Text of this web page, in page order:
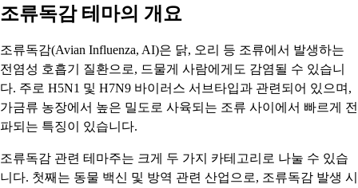
조류독감 테마의 개요
조류독감(Avian Influenza, AI)은 닭, 오리 등 조류에서 발생하는
전염성 호흡기 질환으로, 드물게 사람에게도 감염될 수 있습니
다. 주로 H5N1 및 H7N9 바이러스 서브타입과 관련되어 있으며,
가금류 농장에서 높은 밀도로 사육되는 조류 사이에서 빠르게 전
파되는 특징이 있습니다.
조류독감 관련 테마주는 크게 두 가지 카테고리로 나눌 수 있습
니다. 첫째는 동물 백신 및 방역 관련 산업으로, 조류독감 발생 시